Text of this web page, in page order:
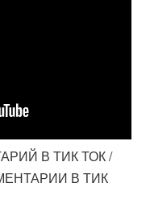
В ТИК ТОК /
В ТИК